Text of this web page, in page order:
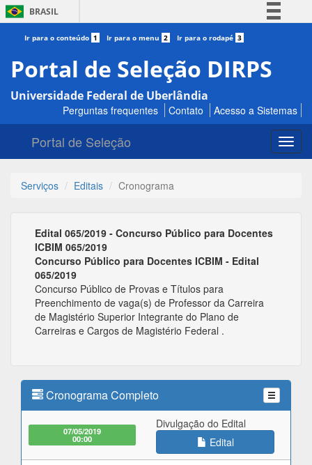
BRASIL
Simplifique!
Participe
Acesso à informação
Legislação
Ir para o conteúdo 1 Ir para o menu 2 Ir para o rodapé 3
Portal de Seleção DIRPS
Universidade Federal de Uberlândia
Perguntas frequentes Contato Acesso a Sistemas
Portal de Seleção
Serviços Editais Cronograma
Edital 065/2019 - Concurso Público para Docentes
ICBIM 065/2019
Concurso Público para Docentes ICBIM - Edital
065/2019
Concurso Público de Provas e Títulos para
Preenchimento de vaga(s) de Professor da Carreira
de Magistério Superior Integrante do Plano de
Carreiras e Cargos de Magistério Federal .
Cronograma Completo
07/05/2019
00:00
Divulgação do Edital
Edital